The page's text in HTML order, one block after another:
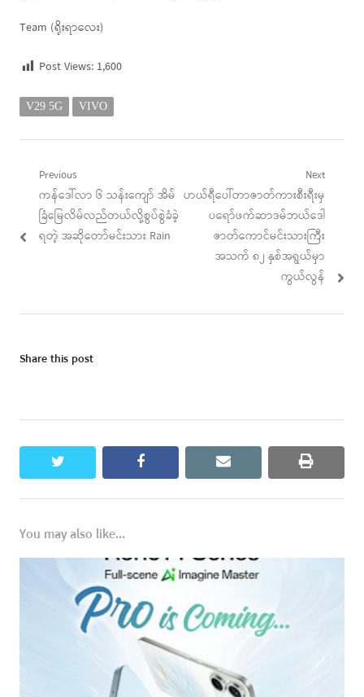
Team (ရိုးရာလေး)
Post Views: 1,600
V29 5G VIVO
Post
navigation
Previous
Previous
post:
ကန်ဒေါ်လာ ၆ သန်းကျော် အိမ်
ခြံမြေလိမ်လည်တယ်လို့စွပ်စွဲခံခဲ့
ရတဲ့ အဆိုတော်မင်းသား Rain
Next
Next
ဟယ်ရီပေါ်တာဇာတ်ကားစီးရီးမှ
ပရော်ဖက်ဆာဒမ်ဘယ်ဒေါ
ဇာတ်ကောင်မင်းသားကြီး
အသက် ၈၂ နှစ်အရွယ်မှာ
ကွယ်လွန်
Share this post
twitter facebook email print
You may also like...